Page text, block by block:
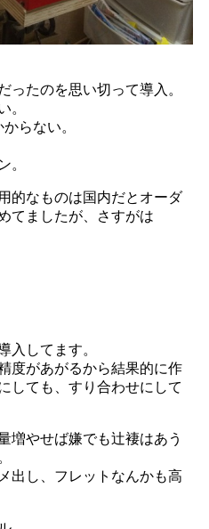
ったのを思い切って導入。
。
らない。
。
的なものは国内だとオーダ
てましたが、さすがは
入してます。
度があがるから結果的に作
しても、すり合わせにして
増やせば嫌でも辻褄はあう
出し、フレットなんかも高